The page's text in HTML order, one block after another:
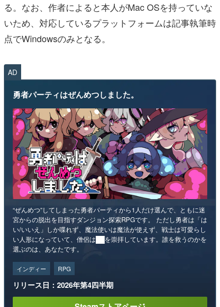
る。なお、作者によると本人がMac OSを持っていな
いため、対応しているプラットフォームは記事執筆時
点でWindowsのみとなる。
AD
勇者パーティはぜんめつしました。
“ぜんめつ”してしまった勇者パーティから1人だけ選んで、ともに迷
宮からの脱出を目指すダンジョン探索RPGです。 ただし勇者は「は
い/いいえ」しか喋れず、魔法使いは魔法が使えず、戦士は可愛らし
い人形になっていて、僧侶は██を崇拝しています。誰を救うのかを
選ぶのは、あなたです。
インディー RPG
リリース日：2026年第4四半期